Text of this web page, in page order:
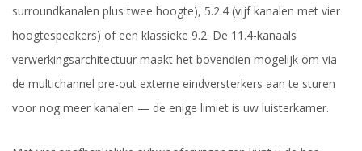
surroundkanalen plus twee hoogte), 5.2.4 (vijf kanalen met vier
hoogtespeakers) of een klassieke 9.2. De 11.4-kanaals
verwerkingsarchitectuur maakt het bovendien mogelijk om via
de multichannel pre-out externe eindversterkers aan te sturen
voor nog meer kanalen — de enige limiet is uw luisterkamer.